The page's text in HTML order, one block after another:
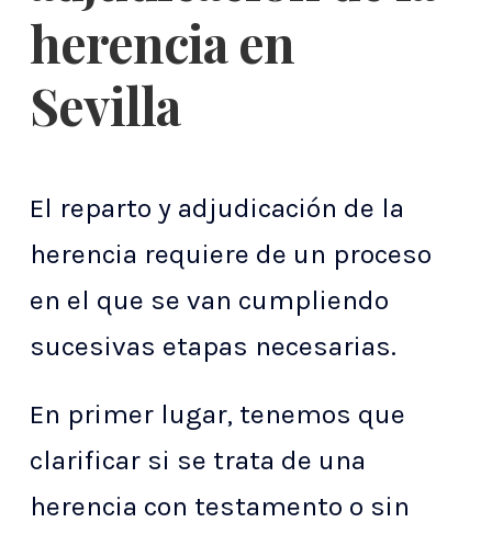
herencia en
Sevilla
El reparto y adjudicación de la
herencia requiere de un proceso
en el que se van cumpliendo
sucesivas etapas necesarias.
En primer lugar, tenemos que
clarificar si se trata de una
herencia con testamento o sin